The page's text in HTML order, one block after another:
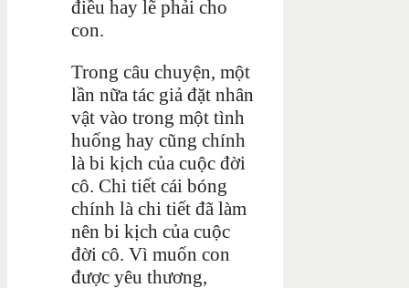
điều hay lẽ phải cho
con.
Trong câu chuyện, một
lần nữa tác giả đặt nhân
vật vào trong một tình
huống hay cũng chính
là bi kịch của cuộc đời
cô. Chi tiết cái bóng
chính là chi tiết đã làm
nên bi kịch của cuộc
đời cô. Vì muốn con
được yêu thương,